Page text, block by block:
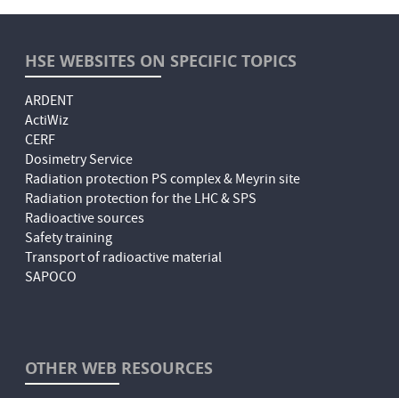
HSE WEBSITES ON SPECIFIC TOPICS
ARDENT
ActiWiz
CERF
Dosimetry Service
Radiation protection PS complex & Meyrin site
Radiation protection for the LHC & SPS
Radioactive sources
Safety training
Transport of radioactive material
SAPOCO
OTHER WEB RESOURCES